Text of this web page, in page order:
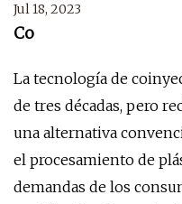
Jul 18, 2023
Co
La tecnología de
de tres décadas, pero
una alternativa
el procesamiento de
demandas de los